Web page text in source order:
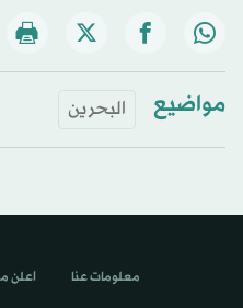
مواضيع البحرين
معلومات عنا اعلن